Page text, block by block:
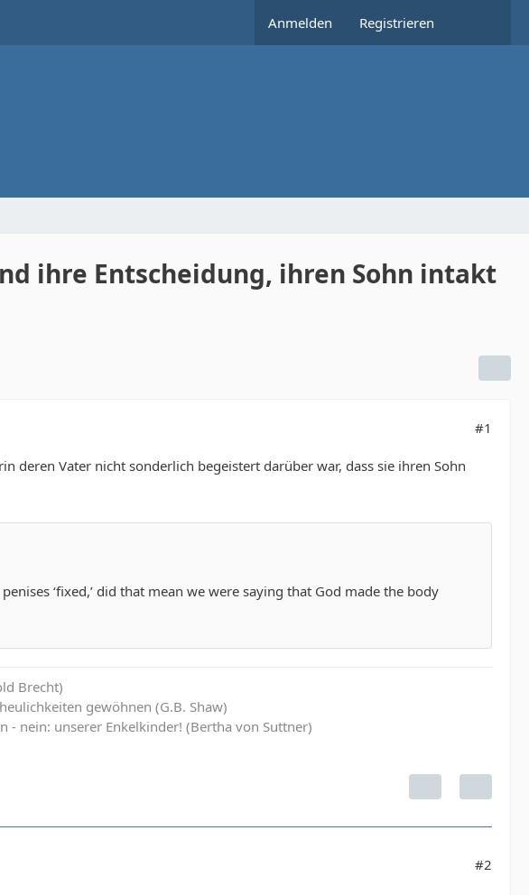
Anmelden Registrieren
ihre Entscheidung, ihren Sohn intakt
#1
deren Vater nicht sonderlich begeistert darüber war, dass sie ihren Sohn
‘fixed,’ did that mean we were saying that God made the body
Brecht)
gewöhnen (G.B. Shaw)
nein: unserer Enkelkinder! (Bertha von Suttner)
#2